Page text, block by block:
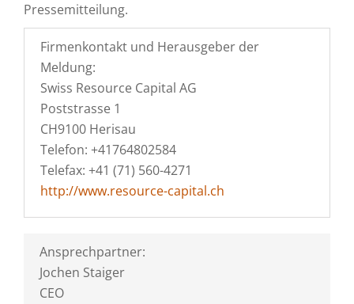
Pressemitteilung.
Firmenkontakt und Herausgeber der
Meldung:
Swiss Resource Capital AG
Poststrasse 1
CH9100 Herisau
Telefon: +41764802584
Telefax: +41 (71) 560-4271
http://www.resource-capital.ch
Ansprechpartner:
Jochen Staiger
CEO